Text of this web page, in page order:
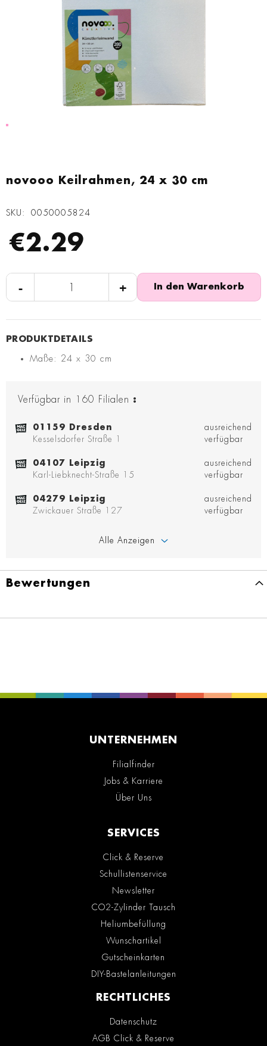
novooo Keilrahmen, 24 x 30 cm
SKU 0050005824
€2.29
- + In den Warenkorb
Maße: 24 x 30 cm
Verfügbar in 160 Filialen :
01159 Dresden
Kesselsdorfer Straße 1
ausreichend
verfügbar
04107 Leipzig
Karl-Liebknecht-Straße 15
ausreichend
verfügbar
04279 Leipzig
Zwickauer Straße 127
ausreichend
verfügbar
Alle Anzeigen
Anfang
springen
Bewertungen
UNTERNEHMEN
Filialfinder
Jobs & Karriere
Über Uns
SERVICES
Click & Reserve
Schullistenservice
Newsletter
CO2-Zylinder Tausch
Heliumbefüllung
Wunschartikel
Gutscheinkarten
DIY-Bastelanleitungen
RECHTLICHES
Datenschutz
AGB Click & Reserve